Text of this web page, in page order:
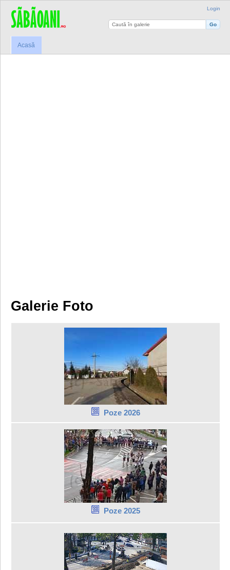
Login
Acasă
Galerie Foto
Poze 2026
Poze 2025